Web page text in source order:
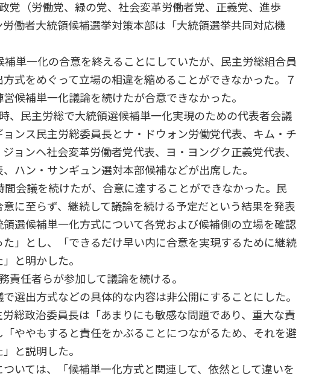
党（労働党、緑の党、社会変革労働者党、正義党、進歩
働者大統領候補選挙対策本部は「大統領選挙共同対応機
単一化の合意を終えることにしていたが、民主労総組合員
式をめぐって立場の相違を縮めることができなかった。７
候補単一化議論を続けたが合意できなかった。
、民主労総で大統領選候補単一化実現のための代表者会議
ンス民主労総委員長とナ・ドウォン労働党代表、キム・チ
ョンヘ社会変革労働者党代表、ヨ・ヨングク正義党代表、
ハン・サンギュン選対本部候補などが出席した。
会議を続けたが、合意に達することができなかった。民
に至らず、継続して議論を続ける予定だという結果を発表
選候補単一化方式について各党および候補側の立場を確認
」とし、「できるだけ早い内に合意を実現するために継続
と明かした。
任者らが参加して議論を続ける。
選出方式などの具体的な内容は非公開にすることにした。
総政治委員長は「あまりにも敏感な問題であり、重大な責
ややもすると責任をかぶることにつながるため、それを避
と説明した。
いては、「候補単一化方式と関連して、依然として違いを